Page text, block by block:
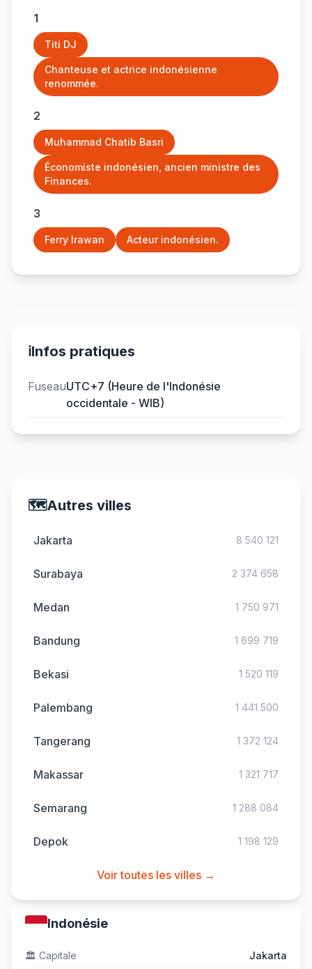
1
Titi DJ
Chanteuse et actrice indonésienne
renommée.
2
Muhammad Chatib Basri
Économiste indonésien, ancien ministre des
Finances.
3
Ferry Irawan Acteur indonésien.
ℹ️Infos pratiques
FuseauUTC+7 (Heure de l'Indonésie
occidentale - WIB)
🗺️Autres villes
Jakarta 8 540 121
Surabaya 2 374 658
Medan 1 750 971
Bandung 1 699 719
Bekasi 1 520 119
Palembang 1 441 500
Tangerang 1 372 124
Makassar 1 321 717
Semarang 1 288 084
Depok 1 198 129
Voir toutes les villes →
Indonésie
🏛️ Capitale Jakarta